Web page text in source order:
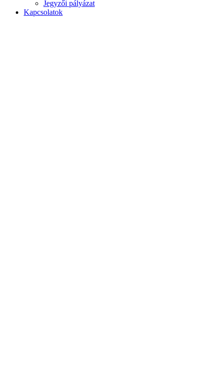
Jegyzői pályázat
Kapcsolatok